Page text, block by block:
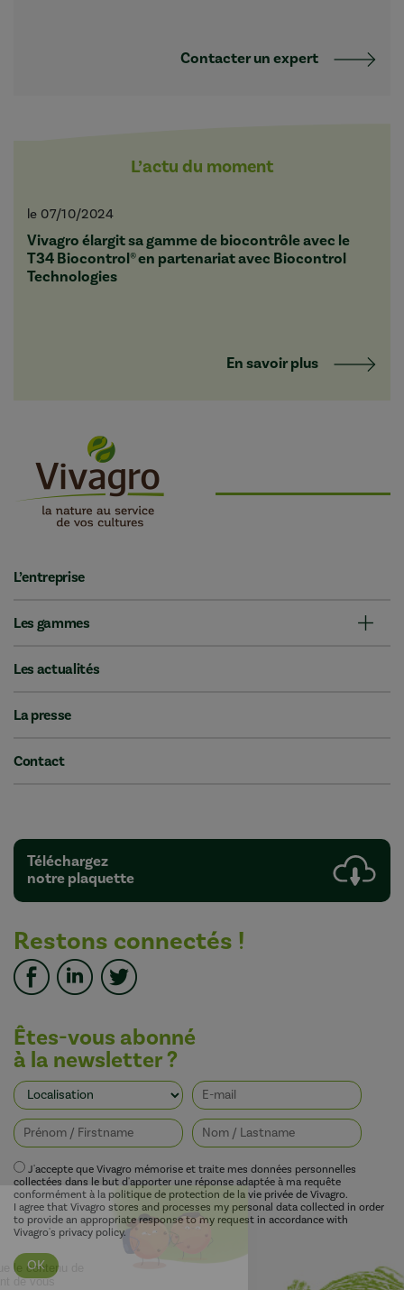
Contacter un expert
L’actu du moment
le 07/10/2024
Vivagro élargit sa gamme de biocontrôle avec le
T34 Biocontrol® en partenariat avec Biocontrol
Technologies
En savoir plus
L’entreprise
Les gammes
Les actualités
La presse
Contact
Téléchargez
notre plaquette
Restons connectés !
Êtes-vous abonné
à la newsletter ?
J'accepte que Vivagro mémorise et traite mes données personnelles
collectées dans le but d'apporter une réponse adaptée à ma requête
conformément à la politique de protection de la vie privée de Vivagro.
I agree that Vivagro stores and processes my personal data collected in order
to provide an appropriate response to my request in accordance with
Vivagro's privacy policy.